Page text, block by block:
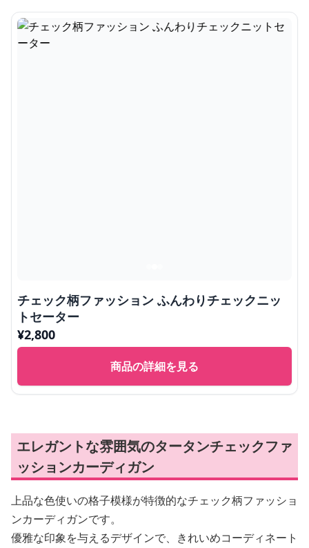
チェック柄ファッション ふんわりチェックニッ
トセーター
¥2,800
商品の詳細を見る
エレガントな雰囲気のタータンチェックファ
ッションカーディガン
上品な色使いの格子模様が特徴的なチェック柄ファッショ
ンカーディガンです。
優雅な印象を与えるデザインで、きれいめコーディネート